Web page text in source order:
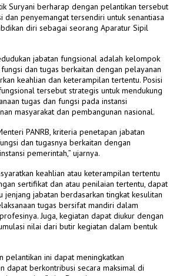
Suryani berharap dengan pelantikan tersebut
dan penyemangat tersendiri untuk senantiasa
diri sebagai seorang Aparatur Sipil
jabatan fungsional adalah kelompok
dan tugas berkaitan dengan pelayanan
keahlian dan keterampilan tertentu. Posisi
tersebut strategis untuk mendukung
tugas dan fungsi pada instansi
masyarakat dan pembangunan nasional.
PANRB, kriteria penetapan jabatan
dan tugasnya berkaitan dengan
pemerintah,” ujarnya.
keahlian atau keterampilan tertentu
sertifikat dan atau penilaian tertentu, dapat
jenjang jabatan berdasarkan tingkat kesulitan
tugas bersifat mandiri dalam
Juga, kegiatan dapat diukur dengan
nilai dari butir kegiatan dalam bentuk
pelantikan ini dapat meningkatkan
dapat berkontribusi secara maksimal di